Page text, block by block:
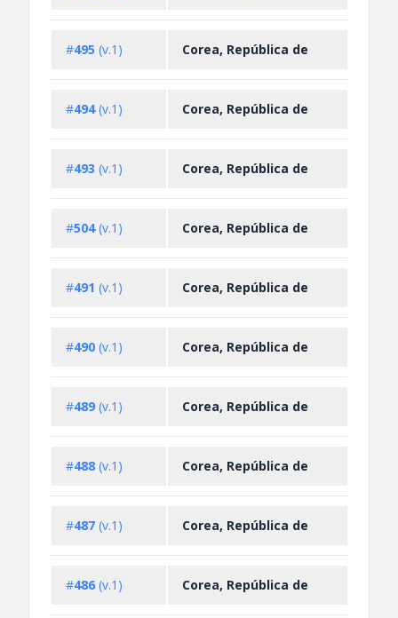
#495 (v.1) Corea, República de
#494(v.1) Corea, República de
#493 (v.1) Corea, República de
#504(v.1) Corea, República de
#491 (v.1) Corea, República de
#490 (v.1) Corea, República de
#489 (v.1) Corea, República de
#488 (v.1) Corea, República de
#487 (v.1) Corea, República de
#486 (v.1) Corea, República de